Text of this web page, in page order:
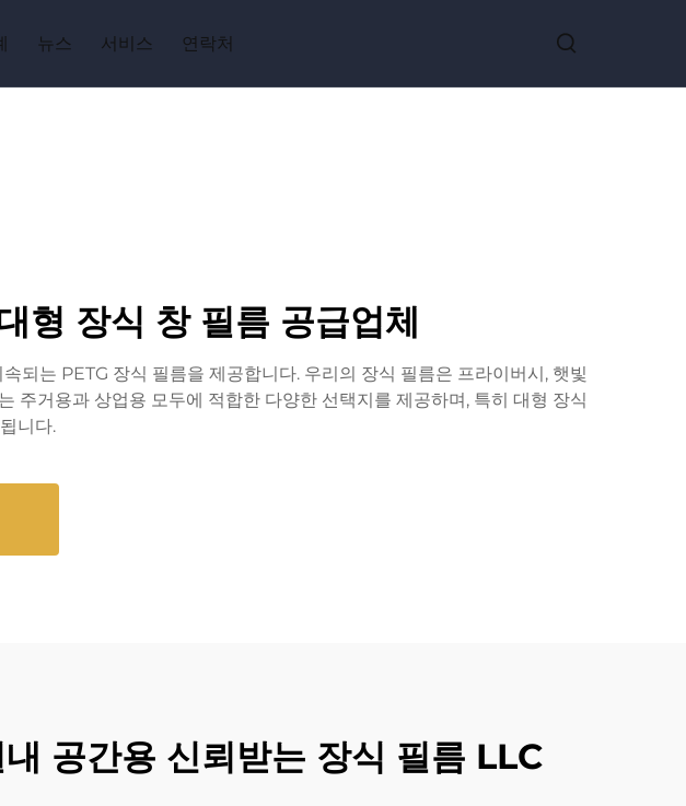
뉴스 서비스 연락처
형 장식 창 필름 공급업체
는 PETG 장식 필름을 제공합니다. 우리의 장식 필름은 프라이버시, 햇빛
주거용과 상업용 모두에 적합한 다양한 선택지를 제공하며, 특히 대형 장식
니다.
공간용 신뢰받는 장식 필름 LLC